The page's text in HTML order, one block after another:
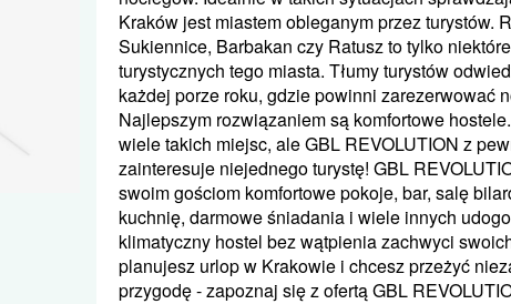
Kraków jest miastem obleganym przez turystów.
Sukiennice, Barbakan czy Ratusz to tylko
turystycznych tego miasta. Tłumy turystów
każdej porze roku, gdzie powinni zarezerwować
Najlepszym rozwiązaniem są komfortowe
wiele takich miejsc, ale GBL REVOLUTION z
zainteresuje niejednego turystę! GBL
swoim gościom komfortowe pokoje, bar, salę
kuchnię, darmowe śniadania i wiele innych
klimatyczny hostel bez wątpienia zachwyci
planujesz urlop w Krakowie i chcesz przeżyć
przygodę - zapoznaj się z ofertą GBL